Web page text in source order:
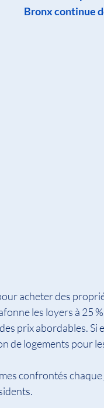
Bronx continue
acheter des
les loyers à 25
prix abordables.
de logements pour
confrontés